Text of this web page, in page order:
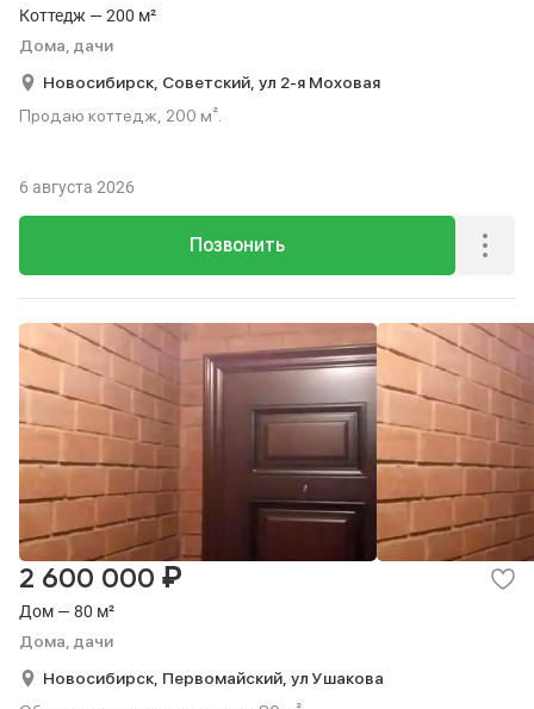
Коттедж — 200 м²
Дома, дачи
Новосибирск, Советский, ул 2-я Моховая
Продаю коттедж, 200 м².
Позвонить
6 августа 2026
Дом — 80 м²
Дома, дачи
2 600 000 ₽
Новосибирск, Первомайский, ул Ушакова